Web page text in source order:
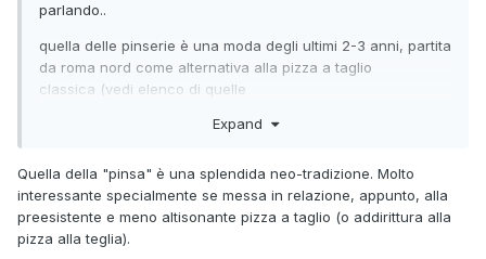
parlando..
quella delle pinserie è una moda degli ultimi 2-3 anni, partita
da roma nord come alternativa alla pizza a taglio
classica (vedi elenco di quelle
) ma che già si sta un po' ridimensionando
Expand
Quella della "pinsa" è una splendida neo-tradizione. Molto
interessante specialmente se messa in relazione, appunto, alla
preesistente e meno altisonante pizza a taglio (o addirittura alla
pizza alla teglia).